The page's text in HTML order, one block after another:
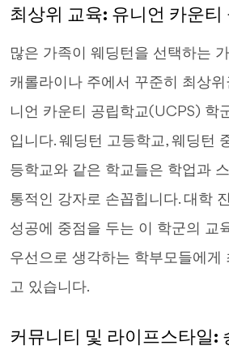
최상위 교육: 유니언 카운티
많은 가족이 웨딩턴을 선택하는
캐롤라이나 주에서 꾸준히 최상
니언 카운티 공립학교(UCPS) 학
입니다. 웨딩턴 고등학교, 웨딩턴
등학교와 같은 학교들은 학업과
통적인 강자로 손꼽힙니다. 대학
성공에 중점을 두는 이 학군의 교
우선으로 생각하는 학부모들에게
고 있습니다.
커뮤니티 및 라이프스타일: